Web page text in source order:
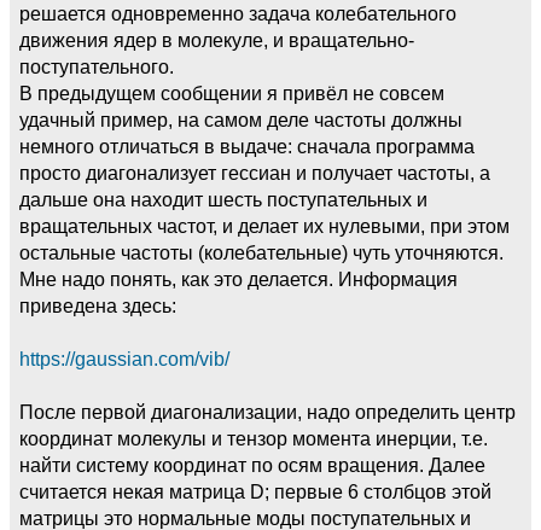
решается одновременно задача колебательного
движения ядер в молекуле, и вращательно-
поступательного.
В предыдущем сообщении я привёл не совсем
удачный пример, на самом деле частоты должны
немного отличаться в выдаче: сначала программа
просто диагонализует гессиан и получает частоты, а
дальше она находит шесть поступательных и
вращательных частот, и делает их нулевыми, при этом
остальные частоты (колебательные) чуть уточняются.
Мне надо понять, как это делается. Информация
приведена здесь:
https://gaussian.com/vib/
После первой диагонализации, надо определить центр
координат молекулы и тензор момента инерции, т.е.
найти систему координат по осям вращения. Далее
считается некая матрица D; первые 6 столбцов этой
матрицы это нормальные моды поступательных и